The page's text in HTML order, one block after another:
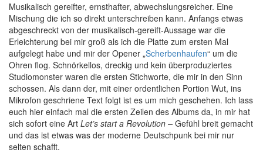
Musikalisch gereifter, ernsthafter, abwechslungsreicher. Eine
Mischung die ich so direkt unterschreiben kann. Anfangs etwas
abgeschreckt von der musikalisch-gereift-Aussage war die
Erleichterung bei mir groß als ich die Platte zum ersten Mal
aufgelegt habe und mir der Opener „Scherbenhaufen“ um die
Ohren flog. Schnörkellos, dreckig und kein überproduziertes
Studiomonster waren die ersten Stichworte, die mir in den Sinn
schossen. Als dann der, mit einer ordentlichen Portion Wut, ins
Mikrofon geschriene Text folgt ist es um mich geschehen. Ich lass
euch hier einfach mal die ersten Zeilen des Albums da, in mir hat
sich sofort eine Art Let’s start a Revolution – Gefühl breit gemacht
und das ist etwas was der moderne Deutschpunk bei mir nur
selten schafft.